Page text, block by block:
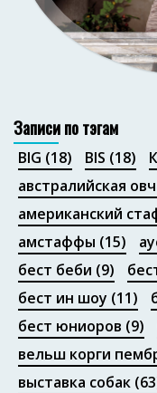
Записи по тэгам
BIG (18) BIS (18)
австралийская
американский
амстаффы (15)
бест беби (9)
бест ин шоу (11)
бест юниоров (9)
вельш корги
выставка собак